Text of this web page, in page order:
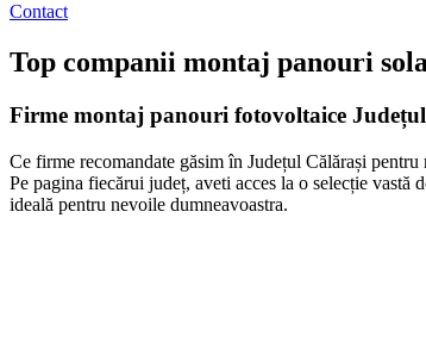
Contact
Top companii montaj panouri
Firme montaj panouri fotovoltaice
Ce firme recomandate găsim în Județul Călărași
Pe pagina fiecărui județ, aveti acces la o selecție
ideală pentru nevoile dumneavoastra.